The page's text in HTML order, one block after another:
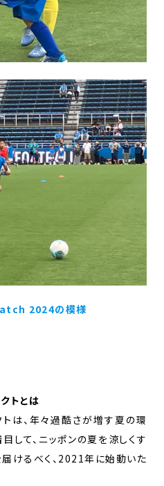
2024の模様
トとは
は、年々過酷さが増す夏の環
して、ニッポンの夏を涼しくす
けるべく、2021年に始動いた